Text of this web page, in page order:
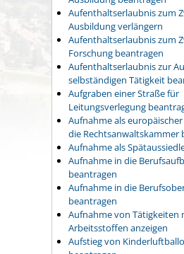
Aufenthaltserlaubnis zum
Ausbildung verlängern
Aufenthaltserlaubnis zum
Forschung beantragen
Aufenthaltserlaubnis zur
selbständigen Tätigkeit
Aufgraben einer Straße für
Leitungsverlegung
Aufnahme als
die Rechtsanwaltskammer
Aufnahme als
Aufnahme in die
beantragen
Aufnahme in die
beantragen
Aufnahme von Tätigkeiten
Arbeitsstoffen anzeigen
Aufstieg von